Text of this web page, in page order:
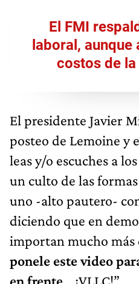
El FMI
laboral,
costos de
El presidente Javier
posteo de Lemoine y
leas y/o escuches a
un culto de las
uno -alto pautero-
diciendo que en
importan mucho más
ponele este video